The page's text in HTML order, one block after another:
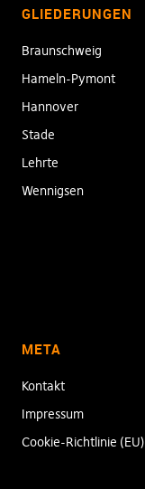
GLIEDERUNGEN
Braunschweig
Hameln-Pymont
Hannover
Stade
Lehrte
Wennigsen
META
Kontakt
Impressum
Cookie-Richtlinie (EU)